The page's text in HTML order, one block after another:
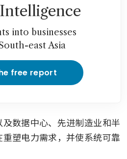
into businesses
east Asia
free report
数据中心、先进制造业和半
塑电力需求，并使系统可靠